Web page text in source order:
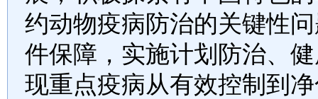
约动物疫病防治的关键性
件保障，实施计划防治、
现重点疫病从有效控制到